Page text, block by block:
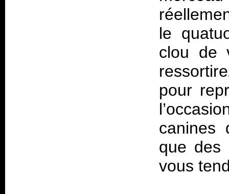
le
clou de
pour
canines
que des
vous